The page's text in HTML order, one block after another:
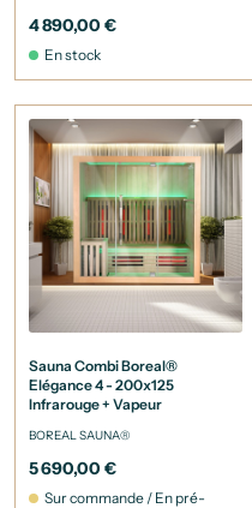
4 890,00 €
En stock
Sauna Combi Boreal®
Elégance 4 - 200x125
Infrarouge + Vapeur
BOREAL SAUNA®
5 690,00 €
Sur commande / En pré-